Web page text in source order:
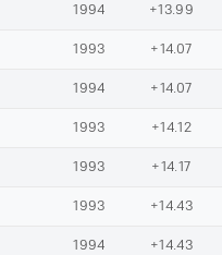
1994 +13.99
1993 +14.07
1994 +14.07
1993 +14.12
1993 +14.17
1993 +14.43
1994 +14.43